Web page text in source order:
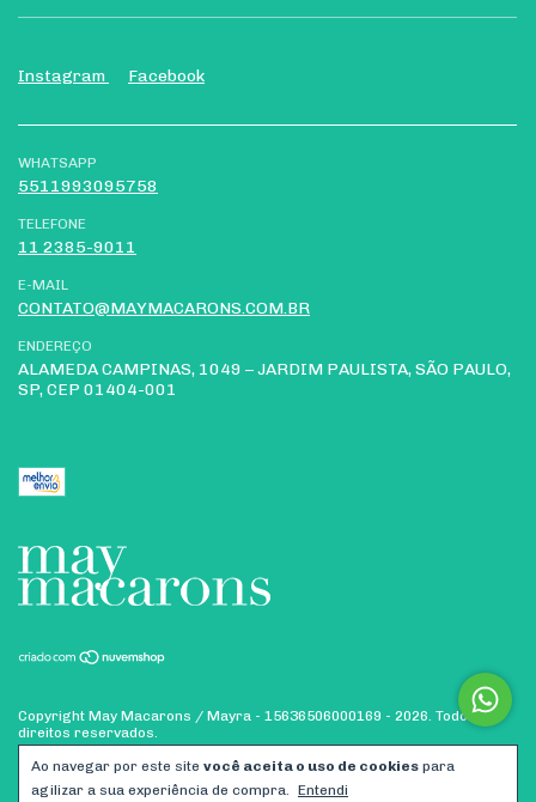
Ao navegar por este site você aceita o uso de cookies para
agilizar a sua experiência de compra. Entendi
Instagram Facebook
WHATSAPP
5511993095758
TELEFONE
11 2385-9011
E-MAIL
CONTATO@MAYMACARONS.COM.BR
ENDEREÇO
ALAMEDA CAMPINAS, 1049 – JARDIM PAULISTA, SÃO PAULO,
SP, CEP 01404-001
Copyright May Macarons / Mayra - 15636506000169 - 2026. Todos os
direitos reservados.